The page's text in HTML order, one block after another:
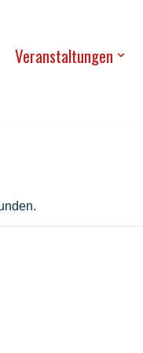
Ver­an­stal­tun­gen